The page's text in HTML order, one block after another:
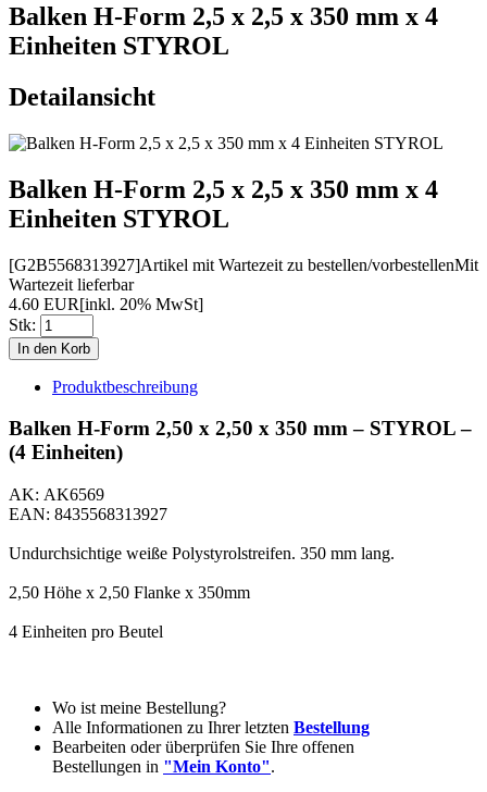
Balken H-Form 2,5 x 2,5 x 350 mm x 4
Einheiten STYROL
Detailansicht
Balken H-Form 2,5 x 2,5 x 350 mm x 4
Einheiten STYROL
[G2B5568313927]Artikel mit Wartezeit zu bestellen/vorbestellenMit
Wartezeit lieferbar
4.60 EUR[inkl. 20% MwSt]
Stk:
Produktbeschreibung
Balken H-Form 2,50 x 2,50 x 350 mm – STYROL –
(4 Einheiten)
AK: AK6569
EAN: 8435568313927
Undurchsichtige weiße Polystyrolstreifen. 350 mm lang.
2,50 Höhe x 2,50 Flanke x 350mm
4 Einheiten pro Beutel
Wo ist meine Bestellung?
Alle Informationen zu Ihrer letzten Bestellung
Bearbeiten oder überprüfen Sie Ihre offenen
Bestellungen in "Mein Konto".